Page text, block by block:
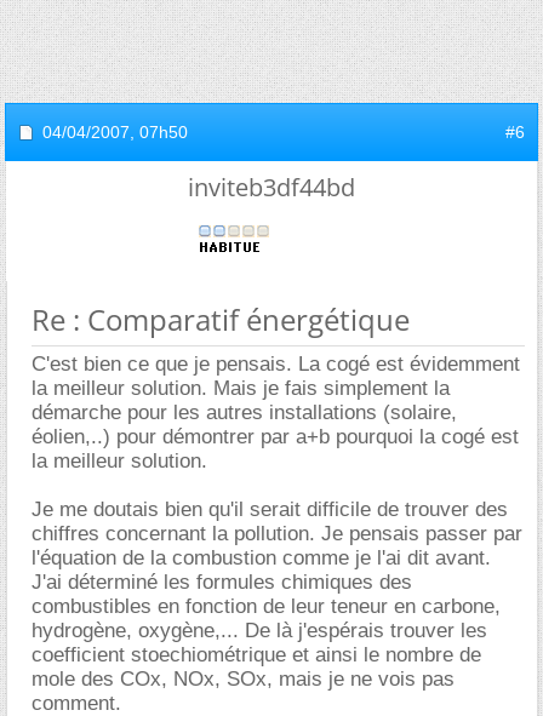
04/04/2007, 07h50 #6
inviteb3df44bd
Re : Comparatif énergétique
C'est bien ce que je pensais. La cogé est évidemment
la meilleur solution. Mais je fais simplement la
démarche pour les autres installations (solaire,
éolien,..) pour démontrer par a+b pourquoi la cogé est
la meilleur solution.
Je me doutais bien qu'il serait difficile de trouver des
chiffres concernant la pollution. Je pensais passer par
l'équation de la combustion comme je l'ai dit avant.
J'ai déterminé les formules chimiques des
combustibles en fonction de leur teneur en carbone,
hydrogène, oxygène,... De là j'espérais trouver les
coefficient stoechiométrique et ainsi le nombre de
mole des COx, NOx, SOx, mais je ne vois pas
comment.